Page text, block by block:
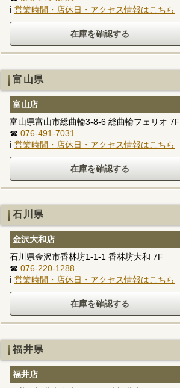
ℹ 営業時間・店休日・アクセス情報はこちら
富山県
富山店
富山県富山市総曲輪3-8-6 総曲輪フェリオ 7F
☎ 076-491-7031
ℹ 営業時間・店休日・アクセス情報はこちら
石川県
金沢大和店
石川県金沢市香林坊1-1-1 香林坊大和 7F
☎ 076-220-1288
ℹ 営業時間・店休日・アクセス情報はこちら
福井県
福井店